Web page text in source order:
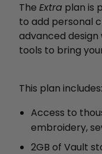
The Extra plan is
to add personal
advanced design
tools to bring
This plan includes:
Access to
embroidery,
2GB of Vault